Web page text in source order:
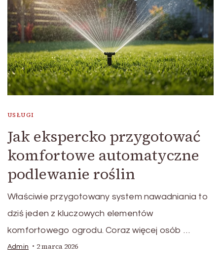
USŁUGI
Jak ekspercko przygotować
komfortowe automatyczne
podlewanie roślin
Właściwie przygotowany system nawadniania to
dziś jeden z kluczowych elementów
komfortowego ogrodu. Coraz więcej osób …
Admin 2 marca 2026